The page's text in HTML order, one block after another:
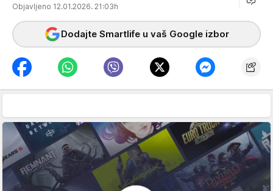
Objavljeno 12.01.2026. 21:03h
Dodajte Smartlife u vaš Google izbor